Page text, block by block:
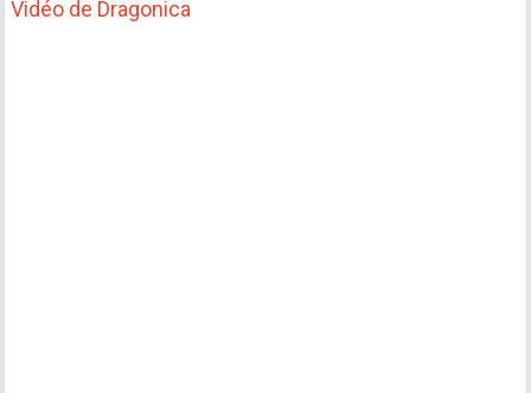
Vidéo de Dragonica